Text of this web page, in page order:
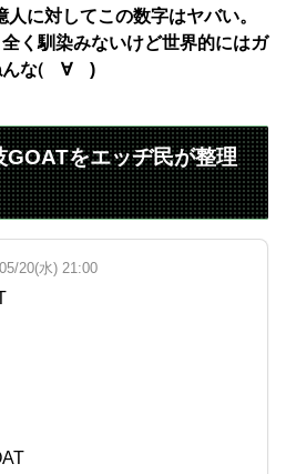
に対してこの数字はヤバい。
く馴染みないけど世界的にはガ
ねんな(゚∀゚)
をエッヂ民が整理
20(水) 21:00